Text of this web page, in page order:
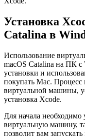
Установка
Catalina в
Использование
macOS Catalina на ПК с
установки и
покупать Mac. Процесс
виртуальной машины,
установка Xcode.
Для начала необходимо
виртуальную машину,
позволит вам